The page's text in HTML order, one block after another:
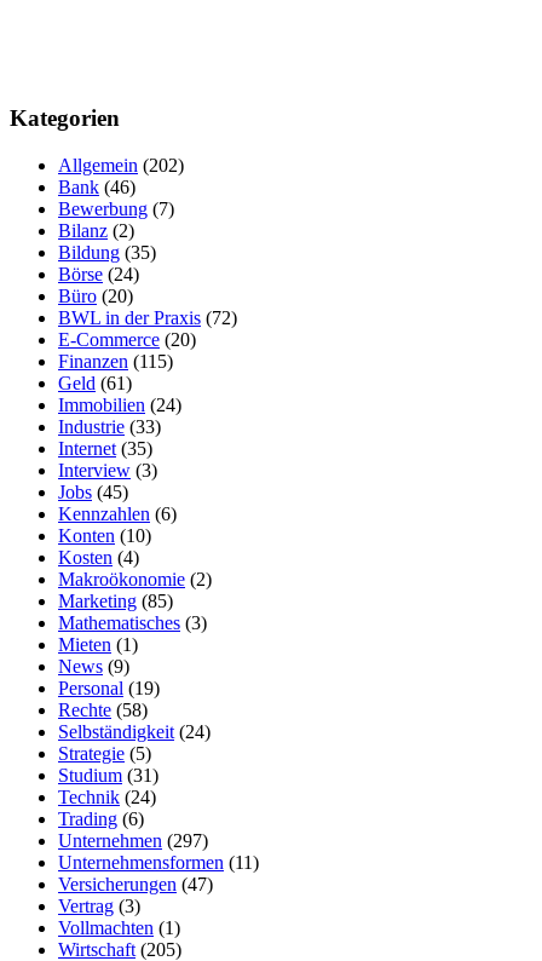
Kategorien
Allgemein (202)
Bank (46)
Bewerbung (7)
Bilanz (2)
Bildung (35)
Börse (24)
Büro (20)
BWL in der Praxis (72)
E-Commerce (20)
Finanzen (115)
Geld (61)
Immobilien (24)
Industrie (33)
Internet (35)
Interview (3)
Jobs (45)
Kennzahlen (6)
Konten (10)
Kosten (4)
Makroökonomie (2)
Marketing (85)
Mathematisches (3)
Mieten (1)
News (9)
Personal (19)
Rechte (58)
Selbständigkeit (24)
Strategie (5)
Studium (31)
Technik (24)
Trading (6)
Unternehmen (297)
Unternehmensformen (11)
Versicherungen (47)
Vertrag (3)
Vollmachten (1)
Wirtschaft (205)